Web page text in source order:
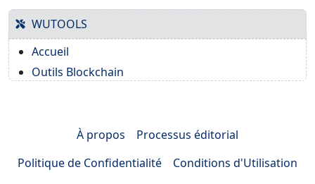
WUTOOLS
Accueil
Outils Blockchain
À propos
Processus éditorial
Politique de Confidentialité
Conditions d'Utilisation